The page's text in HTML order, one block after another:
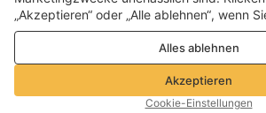
©2026 Voghion
Terms & amp; Bedingungen
Datenschutz- und Cookie-
Community-Richtlinien
„Akzeptieren“ oder „Alle ablehnen“, wenn
Leistungs-, Analyse- und
ablehnen möchten. Weitere Informationen
Datenschutz- und Cookie-Richtlinie
Alles ablehnen
Akzeptieren
Cookie-Einstellungen